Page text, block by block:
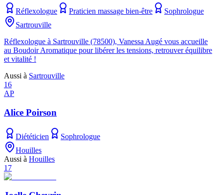
Réflexologue Praticien massage bien-être
Sophrologue
Sartrouville
Réflexologue à Sartrouville (78500), Vanessa Augé vous accueille
au Boudoir Aromatique pour libérer les tensions, retrouver équilibre
et vitalité !
Aussi à Sartrouville
16
AP
Alice Poirson
Diététicien
Sophrologue
Houilles
Aussi à Houilles
17